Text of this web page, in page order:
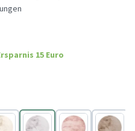
15 Euro